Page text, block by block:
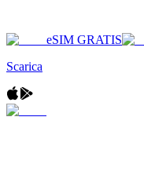
eSIM GRATIS
Scarica